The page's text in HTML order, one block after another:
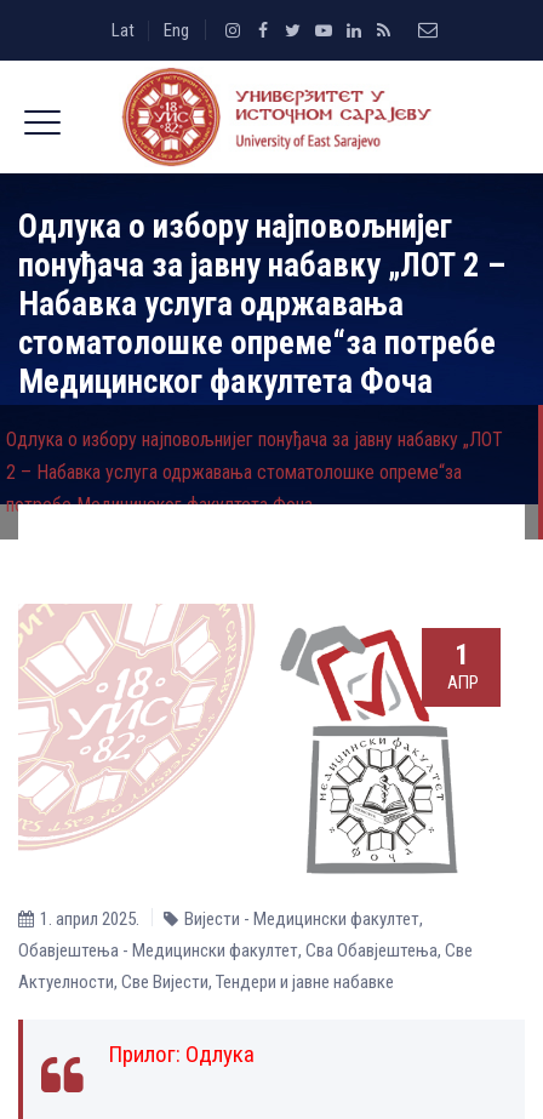
Lat Eng
Одлука о избору најповољнијег
понуђача за јавну набавку „ЛОТ 2 –
Набавка услуга одржавања
стоматолошке опреме“за потребе
Медицинског факултета Фоча
Одлука о избору најповољнијег понуђача за јавну набавку „ЛОТ
2 – Набавка услуга одржавања стоматолошке опреме“за
потребе Медицинског факултета Фоча
1
АПР
1. април 2025. Вијести - Медицински факултет,
Обавјештења - Медицински факултет, Сва Обавјештења, Све
Aктуелности, Све Вијести, Тендери и јавне набавке
Прилог: Одлука